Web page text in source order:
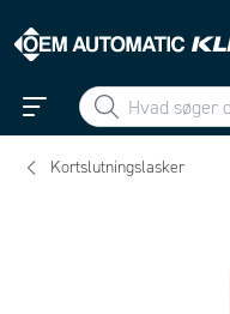
Kortslutningslasker